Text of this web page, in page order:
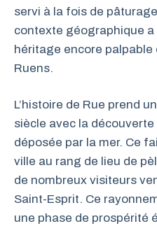
servi à la fois de
contexte géographique a
héritage encore
Ruens.
L’histoire de Rue prend
siècle avec la
déposée par la mer. Ce
ville au rang de lieu de
de nombreux visiteurs
Saint-Esprit. Ce
une phase de prospérité